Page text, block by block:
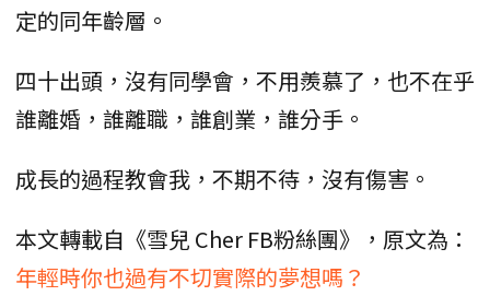
定的同年齡層。
四十出頭，沒有同學會，不用羨慕了，也不在乎
誰離婚，誰離職，誰創業，誰分手。
成長的過程教會我，不期不待，沒有傷害。
本文轉載自《雪兒 Cher FB粉絲團》，原文為：
年輕時你也過有不切實際的夢想嗎？